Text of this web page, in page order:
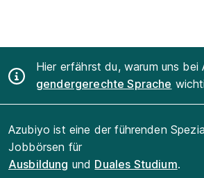
Hier erfährst du, warum uns bei
gendergerechte Sprache
Azubiyo ist eine der führenden
Jobbörsen für
Ausbildung und Duales Studium.